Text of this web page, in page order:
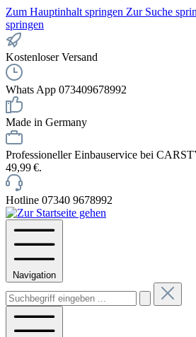
Zum Hauptinhalt springen Zur Suche
springen
Kostenloser Versand
Whats App 073409678992
Made in Germany
Professioneller Einbauservice bei
49,99 €.
Hotline 07340 9678992
Navigation